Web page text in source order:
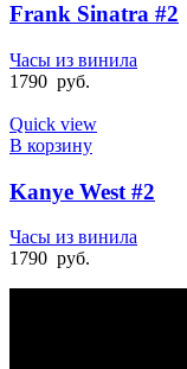
Frank Sinatra #2
Часы из винила
1790 руб.
Quick view
В корзину
Kanye West #2
Часы из винила
1790 руб.